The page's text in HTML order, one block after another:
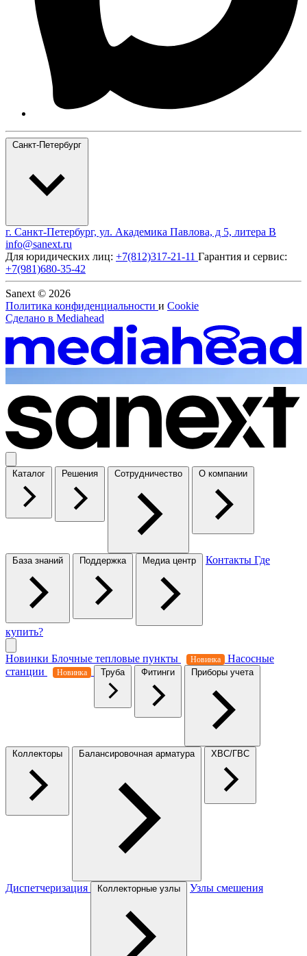
Санкт-Петербург
г. Санкт-Петербург, ул. Академика Павлова, д 5, литера В
info@sanext.ru
Для юридических лиц: +7(812)317-21-11 Гарантия и сервис:
+7(981)680-35-42
Sanext © 2026
Политика конфиденциальности и Cookie
Сделано в Mediahead
Каталог Решения Сотрудничество О компании
База знаний Поддержка Медиа центр Контакты Где
купить?
Новинки Блочные тепловые пункты Новинка
Насосные
станции
Новинка Труба Фитинги Приборы учета
Коллекторы Балансировочная арматура ХВС/ГВС
Диспетчеризация Коллекторные узлы Узлы смешения